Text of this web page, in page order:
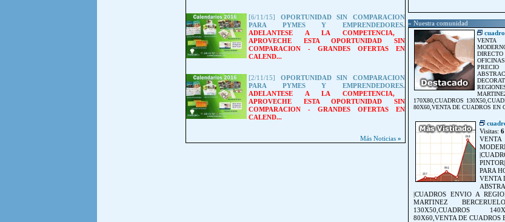
[6/11/15]
OPORTUNIDAD SIN COMPARACION
PARA PYMES Y EMPRENDEDORES.
ADELANTESE A LA COMPETENCIA,
APROVECHE ESTA OPORTUNIDAD SIN
COMPARACION - GRANDES OFERTAS EN
CALEND...
[2/11/15]
OPORTUNIDAD SIN COMPARACION
PARA PYMES Y EMPRENDEDORES.
ADELANTESE A LA COMPETENCIA,
APROVECHE ESTA OPORTUNIDAD SIN
COMPARACION - GRANDES OFERTAS EN
CALEND...
Más Noticias »
» Nuestra comunidad
170X80,CUADROS
80X60,VENTA DE CUADROS EN
Visitas:
PARA
VENTA
|CUADROS ENVIO A
MARTINEZ
130X50,CUADROS
80X60,VENTA DE CUADROS